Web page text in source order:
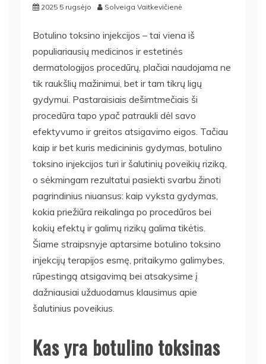
2025 5 rugsėjo Solveiga Vaitkevičienė
Botulino toksino injekcijos – tai viena iš
populiariausių medicinos ir estetinės
dermatologijos procedūrų, plačiai naudojama ne
tik raukšlių mažinimui, bet ir tam tikrų ligų
gydymui. Pastaraisiais dešimtmečiais ši
procedūra tapo ypač patraukli dėl savo
efektyvumo ir greitos atsigavimo eigos. Tačiau
kaip ir bet kuris medicininis gydymas, botulino
toksino injekcijos turi ir šalutinių poveikių riziką,
o sėkmingam rezultatui pasiekti svarbu žinoti
pagrindinius niuansus: kaip vyksta gydymas,
kokia priežiūra reikalinga po procedūros bei
kokių efektų ir galimų rizikų galima tikėtis.
Šiame straipsnyje aptarsime botulino toksino
injekcijų terapijos esmę, pritaikymo galimybes,
rūpestingą atsigavimą bei atsakysime į
dažniausiai užduodamus klausimus apie
šalutinius poveikius.
Kas yra botulino toksinas